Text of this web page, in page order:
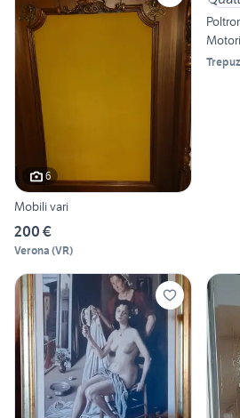
6
Mobili vari
200 €
Verona (VR)
Motori